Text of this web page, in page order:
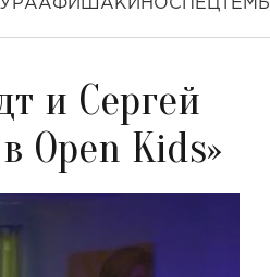
АФИША КИНОСПЕЦТЕМЫ
и Сергей
Open Kids»